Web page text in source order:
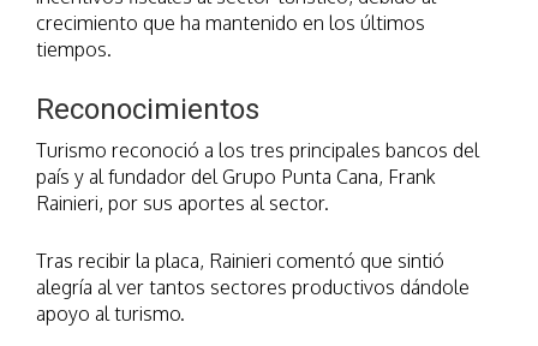
crecimiento que ha mantenido en los últimos
tiempos.
Reconocimientos
Turismo reconoció a los tres principales bancos del
país y al fundador del Grupo Punta Cana, Frank
Rainieri, por sus aportes al sector.
Tras recibir la placa, Rainieri comentó que sintió
alegría al ver tantos sectores productivos dándole
apoyo al turismo.